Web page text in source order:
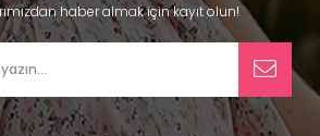
haber almak için kayıt olun!